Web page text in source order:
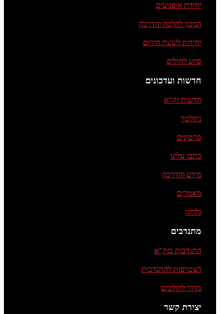
יחידת אופנועים
המכון להלכה והדרכה
יחידות לשעת חירום
סיוע לחולים
חדשות ועדכונים
חדשות זק"א
ניוזלטר
סרטונים
כתבו עלינו
מידע והדרכה
מאמרים
גלריה
מתנדבים
התנדבות בזק"א
הצטרפות להתנדבות
מדור להולכים
יצירת קשר